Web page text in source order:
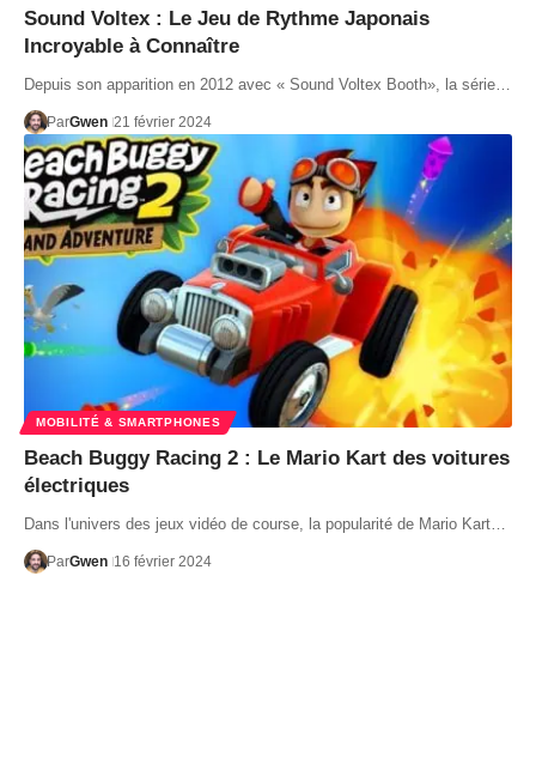
Sound Voltex : Le Jeu de Rythme Japonais
Incroyable à Connaître
Depuis son apparition en 2012 avec « Sound Voltex Booth», la série…
ParGwen 21 février 2024
MOBILITÉ & SMARTPHONES
Beach Buggy Racing 2 : Le Mario Kart des voitures
électriques
Dans l'univers des jeux vidéo de course, la popularité de Mario Kart…
ParGwen 16 février 2024